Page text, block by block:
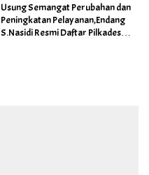
Usung Semangat Perubahan dan
Peningkatan Pelayanan,Endang
S.Nasidi Resmi Daftar Pilkades